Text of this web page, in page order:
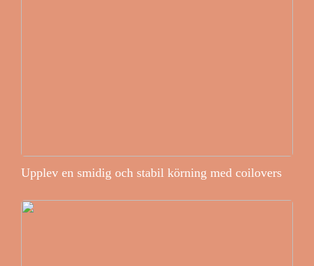
Upplev en smidig och stabil körning med coilovers